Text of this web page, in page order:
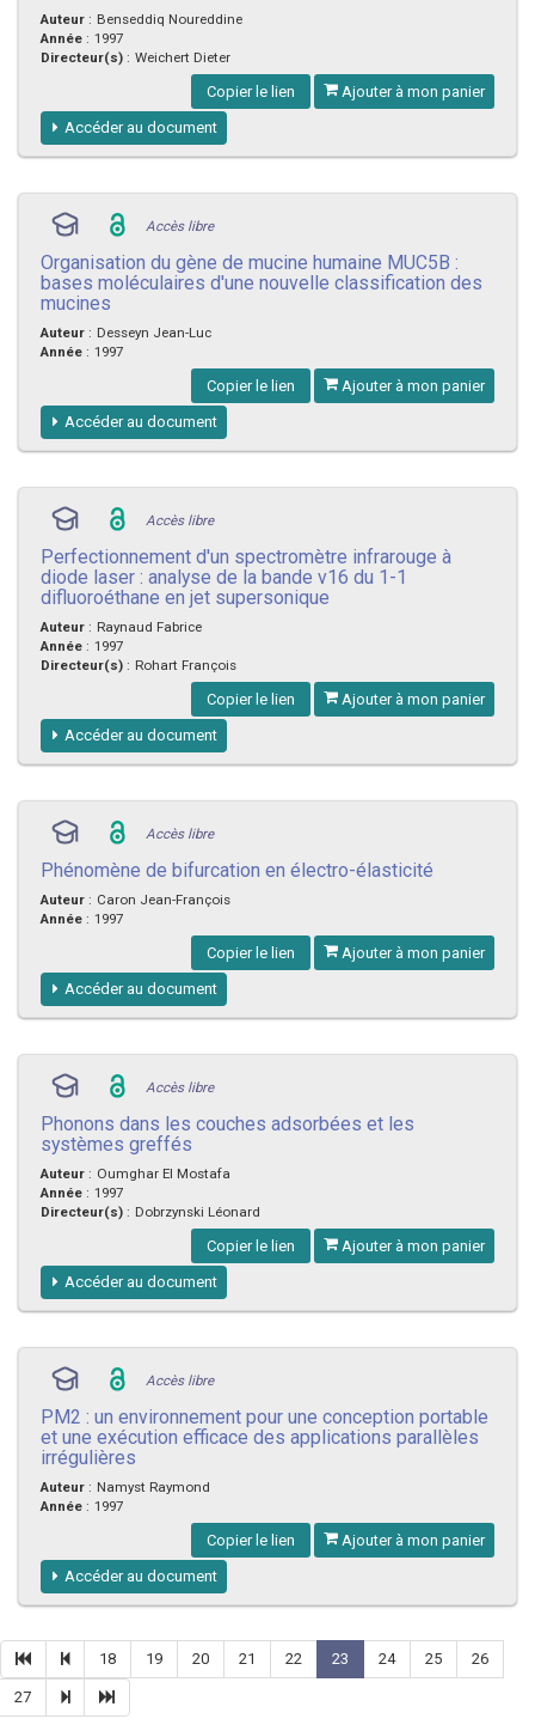
Auteur : Benseddiq Noureddine
Année : 1997
Directeur(s) : Weichert Dieter
Copier le lien Ajouter à mon panier
Accéder au document
Accès libre
Organisation du gène de mucine humaine MUC5B :
bases moléculaires d'une nouvelle classification des
mucines
Auteur : Desseyn Jean-Luc
Année : 1997
Copier le lien Ajouter à mon panier
Accéder au document
Accès libre
Perfectionnement d'un spectromètre infrarouge à
diode laser : analyse de la bande v16 du 1-1
difluoroéthane en jet supersonique
Auteur : Raynaud Fabrice
Année : 1997
Directeur(s) : Rohart François
Copier le lien Ajouter à mon panier
Accéder au document
Accès libre
Phénomène de bifurcation en électro-élasticité
Auteur : Caron Jean-François
Année : 1997
Copier le lien Ajouter à mon panier
Accéder au document
Accès libre
Phonons dans les couches adsorbées et les
systèmes greffés
Auteur : Oumghar El Mostafa
Année : 1997
Directeur(s) : Dobrzynski Léonard
Copier le lien Ajouter à mon panier
Accéder au document
Accès libre
PM2 : un environnement pour une conception portable
et une exécution efficace des applications parallèles
irrégulières
Auteur : Namyst Raymond
Année : 1997
Copier le lien Ajouter à mon panier
Accéder au document
18 19 20 21 22 23 24 25 26
27